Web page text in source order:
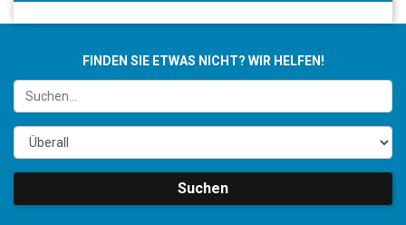
FINDEN SIE ETWAS NICHT? WIR HELFEN!
Suchen